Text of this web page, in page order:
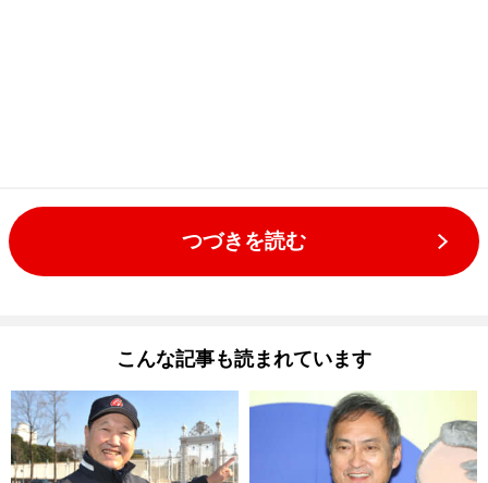
つづきを読む
こんな記事も読まれています